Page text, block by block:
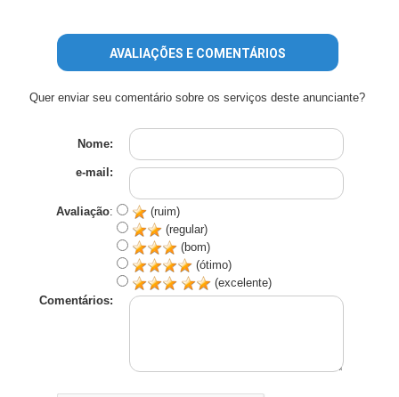
AVALIAÇÕES E COMENTÁRIOS
Quer enviar seu comentário sobre os serviços deste anunciante?
Nome:
e-mail:
Avaliação:
(ruim)
(regular)
(bom)
(ótimo)
(excelente)
Comentários: